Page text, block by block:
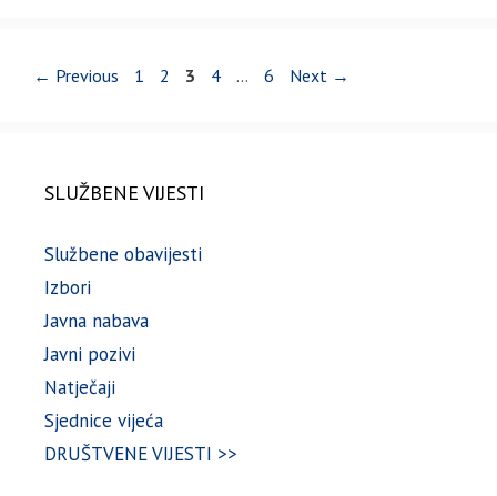
← Previous Page
1 Page
2 Page
3 Page
4 … Page
6 Next →
SLUŽBENE VIJESTI
Službene obavijesti
Izbori
Javna nabava
Javni pozivi
Natječaji
Sjednice vijeća
DRUŠTVENE VIJESTI >>